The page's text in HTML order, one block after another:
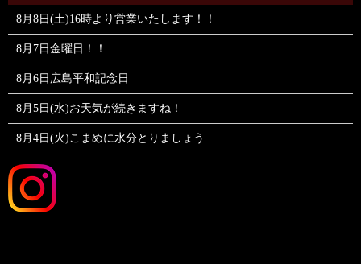
8月8日(土)16時より営業いたします！！
8月7日金曜日！！
8月6日広島平和記念日
8月5日(水)お天気が続きますね！
8月4日(火)こまめに水分とりましょう